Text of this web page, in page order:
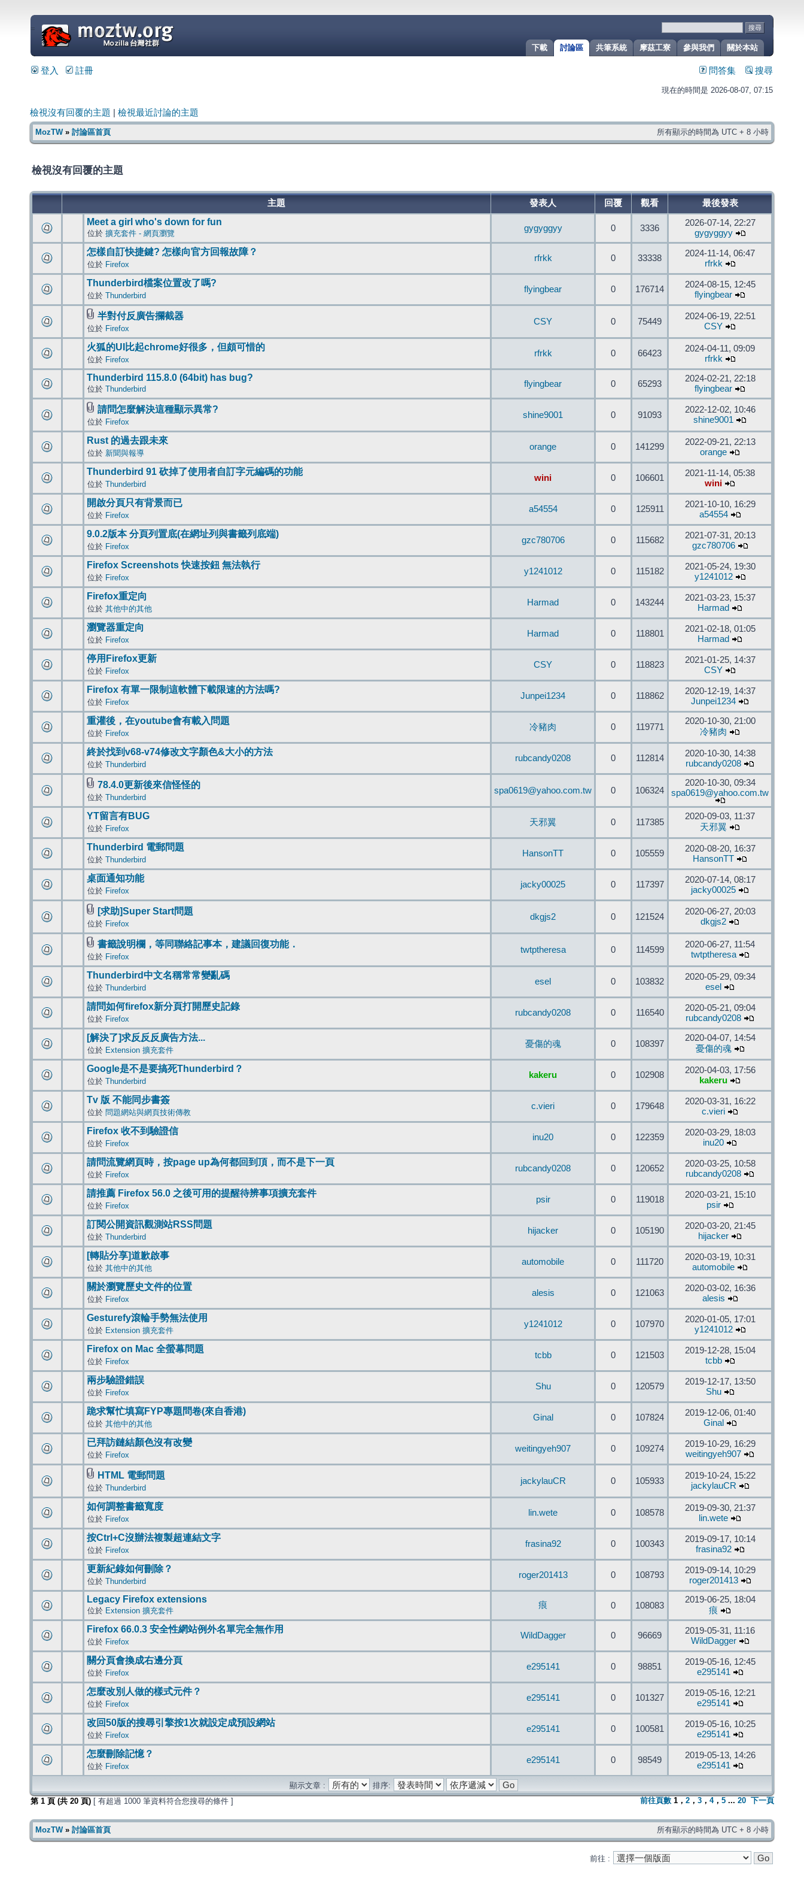
關於本站
參與我們
摩茲工寮
共筆系統
討論區
下載
=
登入 註冊 問答集 搜尋
現在的時間是 2026-08-07, 07:15
檢視沒有回覆的主題 檢視最近討論的主題
MozTW» 討論區首頁 所有顯示的時間為 UTC + 8 小時
檢視沒有回覆的主題
主題 發表人 回覆 觀看 最後發表
Meet a girl who's down for fun
位於 擴充套件 - 網頁瀏覽
gygyggyy 0 3336
2026-07-14, 22:27
gygyggyy
怎樣自訂快捷鍵? 怎樣向官方回報故障？
位於 Firefox
rfrkk 0 33338
2024-11-14, 06:47
rfrkk
Thunderbird檔案位置改了嗎?
位於 Thunderbird
flyingbear 0 176714
2024-08-15, 12:45
flyingbear
半對付反廣告攔截器
位於 Firefox
CSY 0 75449
2024-06-19, 22:51
CSY
火狐的UI比起chrome好很多，但頗可惜的
位於 Firefox
rfrkk 0 66423
2024-04-11, 09:09
rfrkk
Thunderbird 115.8.0 (64bit) has bug?
位於 Thunderbird
flyingbear 0 65293
2024-02-21, 22:18
flyingbear
請問怎麼解決這種顯示異常?
位於 Firefox
shine9001 0 91093
2022-12-02, 10:46
shine9001
Rust 的過去跟未來
位於 新聞與報導
orange 0 141299
2022-09-21, 22:13
orange
Thunderbird 91 砍掉了使用者自訂字元編碼的功能
位於 Thunderbird
wini 0 106601
2021-11-14, 05:38
wini
開啟分頁只有背景而已
位於 Firefox
a54554 0 125911
2021-10-10, 16:29
a54554
9.0.2版本 分頁列置底(在網址列與書籤列底端)
位於 Firefox
gzc780706 0 115682
2021-07-31, 20:13
gzc780706
Firefox Screenshots 快速按鈕 無法執行
位於 Firefox
y1241012 0 115182
2021-05-24, 19:30
y1241012
Firefox重定向
位於 其他中的其他
Harmad 0 143244
2021-03-23, 15:37
Harmad
瀏覽器重定向
位於 Firefox
Harmad 0 118801
2021-02-18, 01:05
Harmad
停用Firefox更新
位於 Firefox
CSY 0 118823
2021-01-25, 14:37
CSY
Firefox 有單一限制這軟體下載限速的方法嗎?
位於 Firefox
Junpei1234 0 118862
2020-12-19, 14:37
Junpei1234
重灌後，在youtube會有載入問題
位於 Firefox
冷豬肉 0 119771
2020-10-30, 21:00
冷豬肉
終於找到v68-v74修改文字顏色&大小的方法
位於 Thunderbird
rubcandy0208 0 112814
2020-10-30, 14:38
rubcandy0208
78.4.0更新後來信怪怪的
位於 Thunderbird
spa0619@yahoo.com.tw 0 106324
2020-10-30, 09:34
spa0619@yahoo.com.tw
YT留言有BUG
位於 Firefox
天邪翼 0 117385
2020-09-03, 11:37
天邪翼
Thunderbird 電郵問題
位於 Thunderbird
HansonTT 0 105559
2020-08-20, 16:37
HansonTT
桌面通知功能
位於 Firefox
jacky00025 0 117397
2020-07-14, 08:17
jacky00025
[求助]Super Start問題
位於 Firefox
dkgjs2 0 121524
2020-06-27, 20:03
dkgjs2
書籤說明欄，等同聯絡記事本，建議回復功能．
位於 Firefox
twtptheresa 0 114599
2020-06-27, 11:54
twtptheresa
Thunderbird中文名稱常常變亂碼
位於 Thunderbird
esel 0 103832
2020-05-29, 09:34
esel
請問如何firefox新分頁打開歷史記錄
位於 Firefox
rubcandy0208 0 116540
2020-05-21, 09:04
rubcandy0208
[解決了]求反反反廣告方法...
位於 Extension 擴充套件
憂傷的魂 0 108397
2020-04-07, 14:54
憂傷的魂
Google是不是要搞死Thunderbird？
位於 Thunderbird
kakeru 0 102908
2020-04-03, 17:56
kakeru
Tv 版 不能同步書簽
位於 問題網站與網頁技術傳教
c.vieri 0 179648
2020-03-31, 16:22
c.vieri
Firefox 收不到驗證信
位於 Firefox
inu20 0 122359
2020-03-29, 18:03
inu20
請問流覽網頁時，按page up為何都回到頂，而不是下一頁
位於 Firefox
rubcandy0208 0 120652
2020-03-25, 10:58
rubcandy0208
請推薦 Firefox 56.0 之後可用的提醒待辨事項擴充套件
位於 Firefox
psir 0 119018
2020-03-21, 15:10
psir
訂閱公開資訊觀測站RSS問題
位於 Thunderbird
hijacker 0 105190
2020-03-20, 21:45
hijacker
[轉貼分享]道歉啟事
位於 其他中的其他
automobile 0 111720
2020-03-19, 10:31
automobile
關於瀏覽歷史文件的位置
位於 Firefox
alesis 0 121063
2020-03-02, 16:36
alesis
Gesturefy滾輪手勢無法使用
位於 Extension 擴充套件
y1241012 0 107970
2020-01-05, 17:01
y1241012
Firefox on Mac 全螢幕問題
位於 Firefox
tcbb 0 121503
2019-12-28, 15:04
tcbb
兩步驗證錯誤
位於 Firefox
Shu 0 120579
2019-12-17, 13:50
Shu
跪求幫忙填寫FYP專題問卷(來自香港)
位於 其他中的其他
Ginal 0 107824
2019-12-06, 01:40
Ginal
已拜訪鏈結顏色沒有改變
位於 Firefox
weitingyeh907 0 109274
2019-10-29, 16:29
weitingyeh907
HTML 電郵問題
位於 Thunderbird
jackylauCR 0 105933
2019-10-24, 15:22
jackylauCR
如何調整書籤寬度
位於 Firefox
lin.wete 0 108578
2019-09-30, 21:37
lin.wete
按Ctrl+C沒辦法複製超連結文字
位於 Firefox
frasina92 0 100343
2019-09-17, 10:14
frasina92
更新紀錄如何刪除？
位於 Thunderbird
roger201413 0 108793
2019-09-14, 10:29
roger201413
Legacy Firefox extensions
位於 Extension 擴充套件
痕 0 108083
2019-06-25, 18:04
痕
Firefox 66.0.3 安全性網站例外名單完全無作用
位於 Firefox
WildDagger 0 96669
2019-05-31, 11:16
WildDagger
關分頁會換成右邊分頁
位於 Firefox
e295141 0 98851
2019-05-16, 12:45
e295141
怎麼改別人做的樣式元件？
位於 Firefox
e295141 0 101327
2019-05-16, 12:21
e295141
改回50版的搜尋引擎按1次就設定成預設網站
位於 Firefox
e295141 0 100581
2019-05-16, 10:25
e295141
怎麼刪除記憶？
位於 Firefox
e295141 0 98549
2019-05-13, 14:26
e295141
顯示文章 :
排序:
第 1 頁 (共 20 頁) [ 有超過 1000 筆資料符合您搜尋的條件 ] 前往頁數 1 ， 2 ， 3 ， 4， 5 ... 20 下一頁
MozTW» 討論區首頁 所有顯示的時間為 UTC + 8 小時
前往 :